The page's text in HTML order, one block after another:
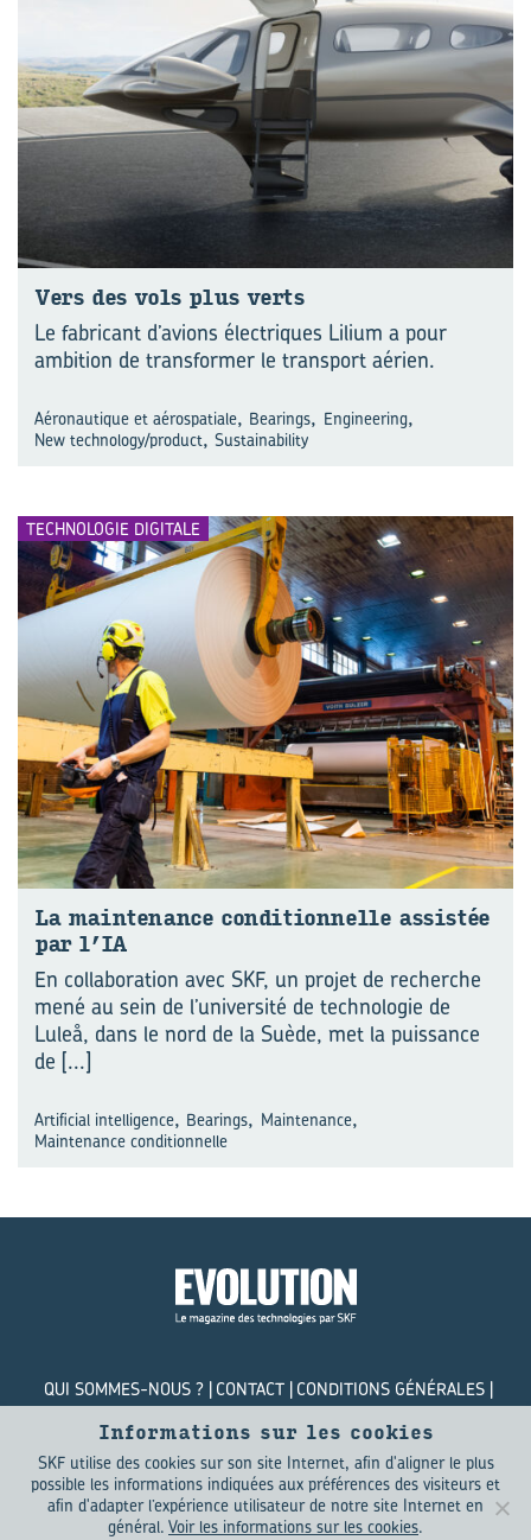
Vers des vols plus verts
Le fabricant d’avions électriques Lilium a pour
ambition de transformer le transport aérien.
Aéronautique et aérospatiale, Bearings, Engineering,
New technology/product, Sustainability
TECHNOLOGIE DIGITALE
La main­te­nance condi­tion­nelle as­sis­tée
par l’IA
En collaboration avec SKF, un projet de recherche
mené au sein de l’université de technologie de
Luleå, dans le nord de la Suède, met la puissance
de [...]
Artificial intelligence, Bearings, Maintenance,
Maintenance conditionnelle
QUI SOMMES-NOUS ? CONTACT
CONDITIONS GÉNÉRALES
© SKF Evolution 2026
Informations sur les cookies
SKF utilise des cookies sur son site Internet, afin d'aligner le plus
possible les informations indiquées aux préférences des visiteurs et
afin d'adapter l’expérience utilisateur de notre site Internet en
général. Voir les informations sur les cookies.